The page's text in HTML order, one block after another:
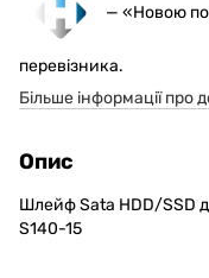
— «Новою
перевізника.
Більше інформації про
Опис
Шлейф Sata HDD/SSD
S140-15